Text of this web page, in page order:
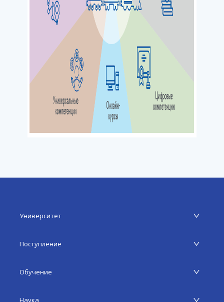
Университет
Поступление
Обучение
Наука